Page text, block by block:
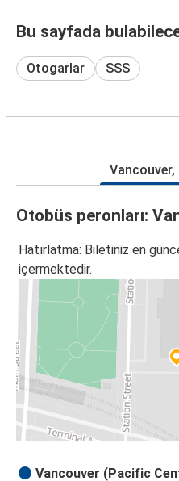
Bu sayfada
Otogarlar SSS
Vancouver,
Otobüs peronları:
Hatırlatma: Biletiniz en
içermektedir.
Vancouver (Pacific